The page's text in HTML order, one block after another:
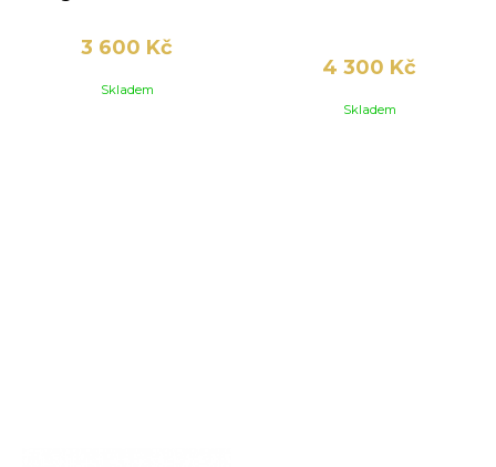
3 600 Kč
Skladem
4 300 Kč
Skladem